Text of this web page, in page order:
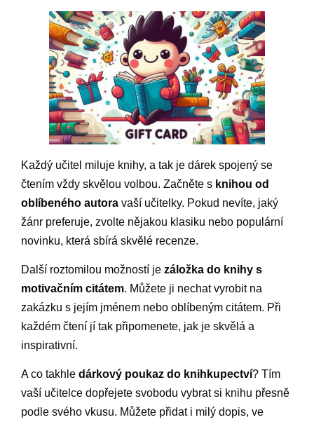
Každý učitel miluje knihy, a tak je dárek spojený se
čtením vždy skvělou volbou. Začněte s knihou od
oblíbeného autora vaší učitelky. Pokud nevíte, jaký
žánr preferuje, zvolte nějakou klasiku nebo populární
novinku, která sbírá skvělé recenze.
Další roztomilou možností je záložka do knihy s
motivačním citátem. Můžete ji nechat vyrobit na
zakázku s jejím jménem nebo oblíbeným citátem. Při
každém čtení jí tak připomenete, jak je skvělá a
inspirativní.
A co takhle dárkový poukaz do knihkupectví? Tím
vaší učitelce dopřejete svobodu vybrat si knihu přesně
podle svého vkusu. Můžete přidat i milý dopis, ve